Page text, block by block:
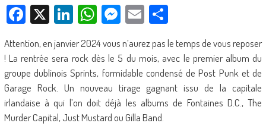
Facebook
X LinkedIn
WhatsApp
Messenger
EmailPartager
Attention, en janvier 2024 vous n’aurez pas le temps de vous reposer
! La rentrée sera rock dès le 5 du mois, avec le premier album du
groupe dublinois Sprints, formidable condensé de Post Punk et de
Garage Rock. Un nouveau tirage gagnant issu de la capitale
irlandaise à qui l’on doit déjà les albums de Fontaines D.C., The
Murder Capital, Just Mustard ou Gilla Band.